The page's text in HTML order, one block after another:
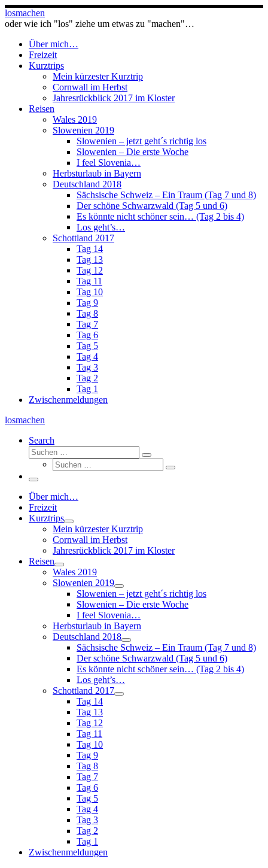
Zum
Inhalt
losmachen
oder wie ich "los" ziehe um etwas zu "machen"…
Über mich…
Freizeit
Kurztrips
Mein kürzester Kurztrip
Cornwall im Herbst
Jahresrückblick 2017 im Kloster
Reisen
Wales 2019
Slowenien 2019
Slowenien – jetzt geht´s richtig los
Slowenien – Die erste Woche
I feel Slovenia…
Herbsturlaub in Bayern
Deutschland 2018
Sächsische Schweiz – Ein Traum (Tag 7 und 8)
Der schöne Schwarzwald (Tag 5 und 6)
Es könnte nicht schöner sein… (Tag 2 bis 4)
Los geht’s…
Schottland 2017
Tag 14
Tag 13
Tag 12
Tag 11
Tag 10
Tag 9
Tag 8
Tag 7
Tag 6
Tag 5
Tag 4
Tag 3
Tag 2
Tag 1
Zwischenmeldungen
losmachen
Search
Suche
Suchen
Suche
Suchen
Menü
Über mich…
Freizeit
Kurztrips
Mein kürzester Kurztrip
Cornwall im Herbst
Jahresrückblick 2017 im Kloster
Reisen
Wales 2019
Slowenien 2019
Slowenien – jetzt geht´s richtig los
Slowenien – Die erste Woche
I feel Slovenia…
Herbsturlaub in Bayern
Deutschland 2018
Sächsische Schweiz – Ein Traum (Tag 7 und 8)
Der schöne Schwarzwald (Tag 5 und 6)
Es könnte nicht schöner sein… (Tag 2 bis 4)
Los geht’s…
Schottland 2017
Tag 14
Tag 13
Tag 12
Tag 11
Tag 10
Tag 9
Tag 8
Tag 7
Tag 6
Tag 5
Tag 4
Tag 3
Tag 2
Tag 1
Zwischenmeldungen